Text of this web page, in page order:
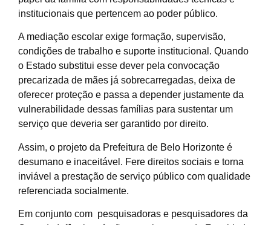
institucionais que pertencem ao poder público.
A mediação escolar exige formação, supervisão,
condições de trabalho e suporte institucional. Quando
o Estado substitui esse dever pela convocação
precarizada de mães já sobrecarregadas, deixa de
oferecer proteção e passa a depender justamente da
vulnerabilidade dessas famílias para sustentar um
serviço que deveria ser garantido por direito.
Assim, o projeto da Prefeitura de Belo Horizonte é
desumano e inaceitável. Fere direitos sociais e torna
inviável a prestação de serviço público com qualidade
referenciada socialmente.
Em conjunto com pesquisadoras e pesquisadores da